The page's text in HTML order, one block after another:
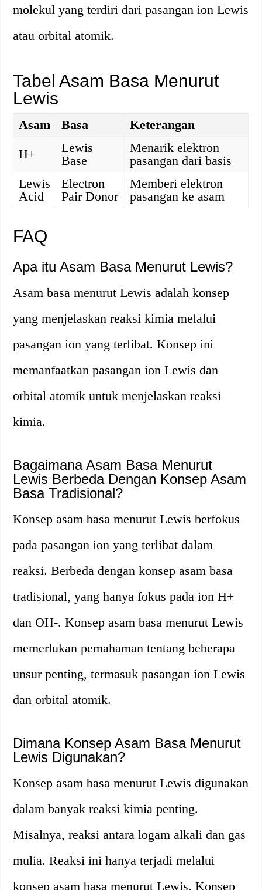
molekul yang terdiri dari pasangan ion Lewis
atau orbital atomik.
Tabel Asam Basa Menurut
Lewis
Asam Basa
Keterangan
H+
Lewis
Base
Menarik elektron
pasangan dari basis
Lewis
Acid
Electron
Pair Donor
Memberi elektron
pasangan ke asam
FAQ
Apa itu Asam Basa Menurut Lewis?
Asam basa menurut Lewis adalah konsep
yang menjelaskan reaksi kimia melalui
pasangan ion yang terlibat. Konsep ini
memanfaatkan pasangan ion Lewis dan
orbital atomik untuk menjelaskan reaksi
kimia.
Bagaimana Asam Basa Menurut
Lewis Berbeda Dengan Konsep Asam
Basa Tradisional?
Konsep asam basa menurut Lewis berfokus
pada pasangan ion yang terlibat dalam
reaksi. Berbeda dengan konsep asam basa
tradisional, yang hanya fokus pada ion H+
dan OH-. Konsep asam basa menurut Lewis
memerlukan pemahaman tentang beberapa
unsur penting, termasuk pasangan ion Lewis
dan orbital atomik.
Dimana Konsep Asam Basa Menurut
Lewis Digunakan?
Konsep asam basa menurut Lewis digunakan
dalam banyak reaksi kimia penting.
Misalnya, reaksi antara logam alkali dan gas
mulia. Reaksi ini hanya terjadi melalui
konsep asam basa menurut Lewis. Konsep